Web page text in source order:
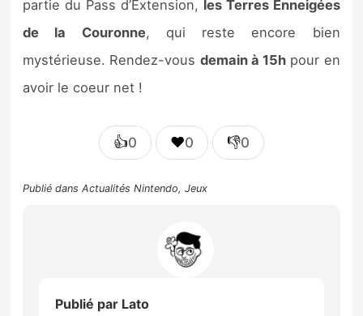
partie du Pass d’Extension, les Terres Enneigées
de la Couronne, qui reste encore bien
mystérieuse. Rendez-vous demain à 15h pour en
avoir le coeur net !
👍0 ❤️0 👎0
Publié dansActualités Nintendo,Jeux
Publié par Lato